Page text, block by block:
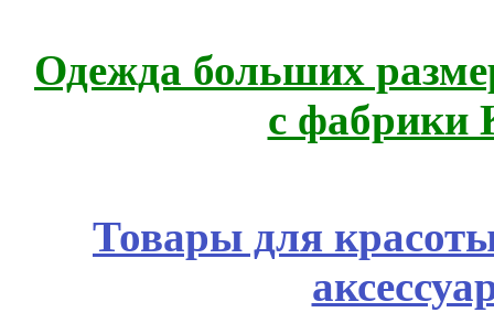
Одежда больших
с фабрики
Товары для